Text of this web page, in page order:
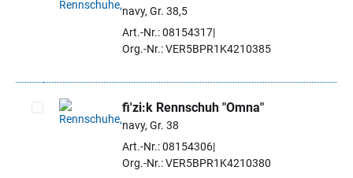
Artikel auswählen
navy, Gr. 38,5
Art.-Nr.: 08154317
Org.-Nr.: VER5BPR1K4210385
Artikel auswählen
fi'zi:k Rennschuh "Omna"
navy, Gr. 38
Art.-Nr.: 08154306
Org.-Nr.: VER5BPR1K4210380